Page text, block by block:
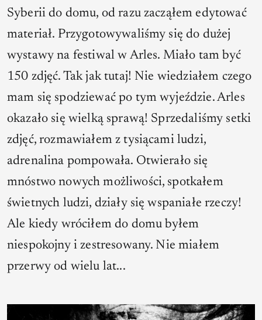
Syberii do domu, od razu zacząłem edytować
materiał. Przygotowywaliśmy się do dużej
wystawy na festiwal w Arles. Miało tam być
150 zdjęć. Tak jak tutaj! Nie wiedziałem czego
mam się spodziewać po tym wyjeździe. Arles
okazało się wielką sprawą! Sprzedaliśmy setki
zdjęć, rozmawiałem z tysiącami ludzi,
adrenalina pompowała. Otwierało się
mnóstwo nowych możliwości, spotkałem
świetnych ludzi, działy się wspaniałe rzeczy!
Ale kiedy wróciłem do domu byłem
niespokojny i zestresowany. Nie miałem
przerwy od wielu lat...